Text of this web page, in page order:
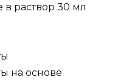
в раствор 30 мл
на основе